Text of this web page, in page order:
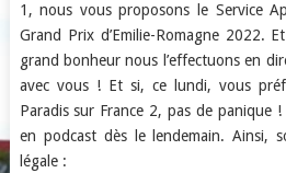
1, nous vous proposons le Service
Grand Prix d’Emilie-Romagne 2022.
grand bonheur nous l’effectuons en
avec vous ! Et si, ce lundi, vous
Paradis sur France 2, pas de panique
en podcast dès le lendemain. Ainsi,
légale :